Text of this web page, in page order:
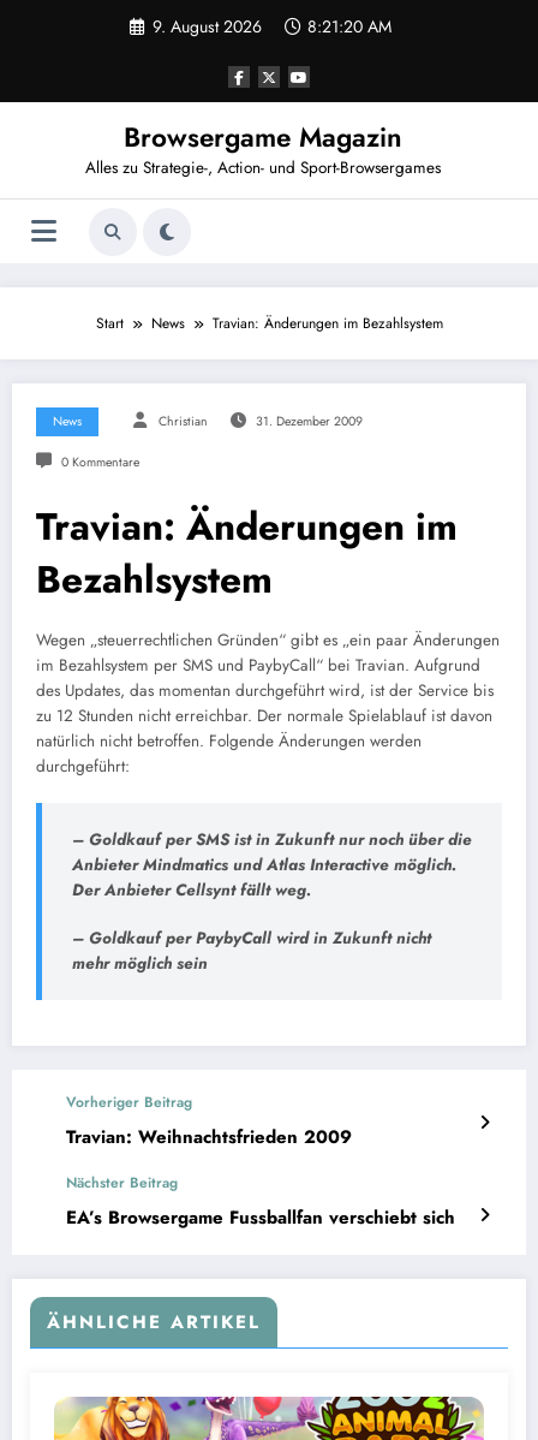
9. August 2026 8:21:20 AM
Browsergame Magazin
Alles zu Strategie-, Action- und Sport-Browsergames
Start News Travian: Änderungen im Bezahlsystem
News Christian 31. Dezember 2009
0 Kommentare
Travian: Änderungen im
Bezahlsystem
Wegen „steuerrechtlichen Gründen“ gibt es „ein paar Änderungen
im Bezahlsystem per SMS und PaybyCall“ bei Travian. Aufgrund
des Updates, das momentan durchgeführt wird, ist der Service bis
zu 12 Stunden nicht erreichbar. Der normale Spielablauf ist davon
natürlich nicht betroffen. Folgende Änderungen werden
durchgeführt:
– Goldkauf per SMS ist in Zukunft nur noch über die
Anbieter Mindmatics und Atlas Interactive möglich.
Der Anbieter Cellsynt fällt weg.
– Goldkauf per PaybyCall wird in Zukunft nicht
mehr möglich sein
Vorheriger Beitrag
Travian: Weihnachtsfrieden 2009
Nächster Beitrag
EA’s Browsergame Fussballfan verschiebt sich
ÄHNLICHE ARTIKEL